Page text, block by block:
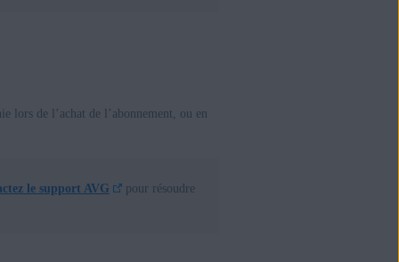
lors de l’achat de l’abonnement, ou en
le support AVG
pour résoudre